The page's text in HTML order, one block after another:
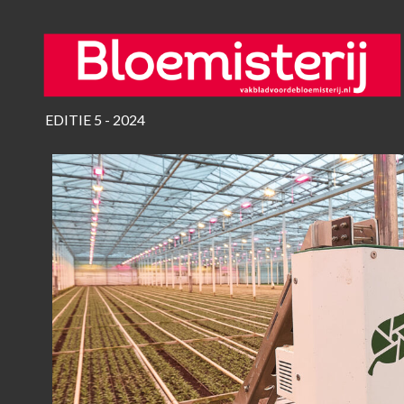
EDITIE 5 - 2024